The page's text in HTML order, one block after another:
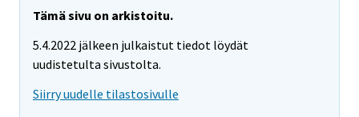
Tämä sivu on arkistoitu.
5.4.2022 jälkeen julkaistut tiedot löydät
uudistetulta sivustolta.
Siirry uudelle tilastosivulle